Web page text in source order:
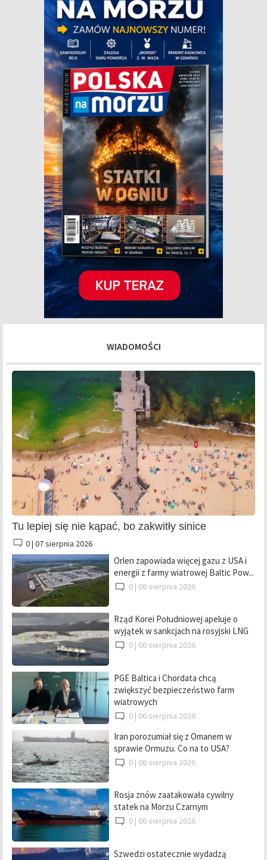
WIADOMOŚCI
Tu lepiej się nie kąpać, bo zakwitły sinice
0 | 07 sierpnia 2026
Orlen zapowiada więcej gazu z USA i
energii z farmy wiatrowej Baltic Pow...
0 | 06 sierpnia 2026
Rząd Korei Południowej apeluje o
wyjątek w sankcjach na rosyjski LNG
0 | 06 sierpnia 2026
PGE Baltica i Chordata chcą
zwiększyć bezpieczeństwo farm
wiatrowych
0 | 06 sierpnia 2026
Iran porozumiał się z Omanem w
sprawie Ormuzu. Co na to USA?
0 | 06 sierpnia 2026
Rosja znów zaatakowała cywilny
statek na Morzu Czarnym
0 | 06 sierpnia 2026
Szwedzi ostatecznie wydadzą